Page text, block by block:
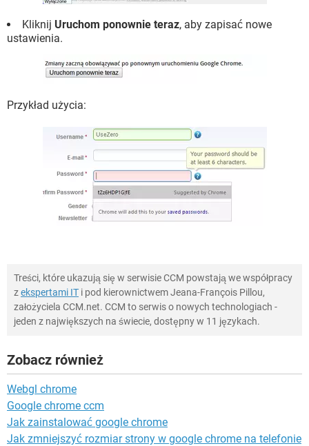
Kliknij Uruchom ponownie teraz, aby zapisać nowe
ustawienia.
Przykład użycia:
Treści, które ukazują się w serwisie CCM powstają we współpracy
zekspertami IT i pod kierownictwem Jeana-François Pillou,
założyciela CCM.net. CCM to serwis o nowych technologiach -
jeden z największych na świecie, dostępny w 11 językach.
Zobacz również
Webgl chrome
Google chrome ccm
Jak zainstalować google chrome
Jak zmniejszyć rozmiar strony w google chrome na telefonie